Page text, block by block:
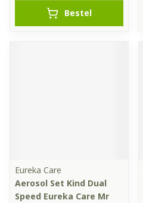
Bestel
Eureka Care
Aerosol Set Kind Dual
Speed Eureka Care Mr